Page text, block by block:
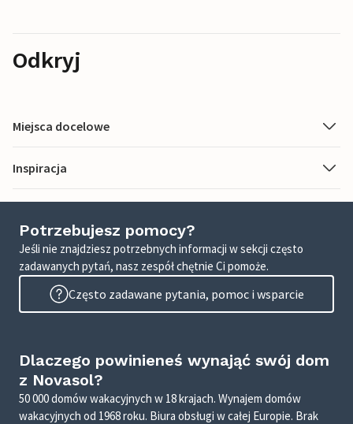
Odkryj
Miejsca docelowe
Inspiracja
Potrzebujesz pomocy?
Jeśli nie znajdziesz potrzebnych informacji w sekcji często
zadawanych pytań, nasz zespół chętnie Ci pomoże.
Często zadawane pytania, pomoc i wsparcie
Dlaczego powinieneś wynająć swój dom
z Novasol?
50 000 domów wakacyjnych w 18 krajach. Wynajem domów
wakacyjnych od 1968 roku. Biura obsługi w całej Europie. Brak